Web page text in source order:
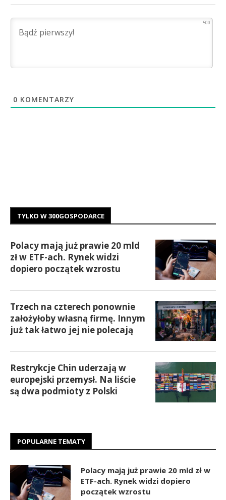
500
0 KOMENTARZY
TYLKO W 300GOSPODARCE
Polacy mają już prawie 20 mld
zł w ETF-ach. Rynek widzi
dopiero początek wzrostu
Trzech na czterech ponownie
założyłoby własną firmę. Innym
już tak łatwo jej nie polecają
Restrykcje Chin uderzają w
europejski przemysł. Na liście
są dwa podmioty z Polski
POPULARNE TEMATY
Polacy mają już prawie 20 mld zł w
ETF-ach. Rynek widzi dopiero
początek wzrostu